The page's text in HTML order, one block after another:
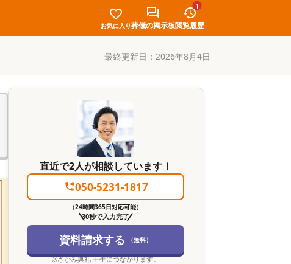
お気に入り葬儀の掲示板
1
閲覧履歴
最終更新日： 2026年8月4日
直近で2人が相談しています！
050-5231-1817
（24時間365日対応可能）
30秒で入力完了
資料請求する （無料）
※さがみ典礼 壬生につながります。